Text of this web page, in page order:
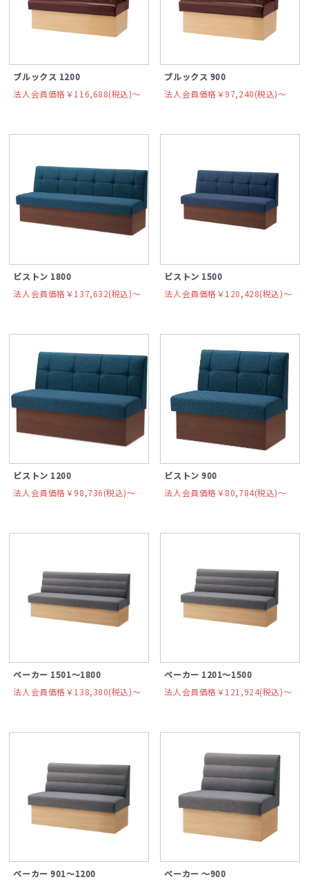
ブルックス 1200
法人会員価格￥116,688(税込)〜
ブルックス 900
法人会員価格￥97,240(税込)〜
ビストン 1800
法人会員価格￥137,632(税込)〜
ビストン 1500
法人会員価格￥120,428(税込)〜
ビストン 1200
法人会員価格￥98,736(税込)〜
ビストン 900
法人会員価格￥80,784(税込)〜
ベーカー 1501～1800
法人会員価格￥138,380(税込)〜
ベーカー 1201～1500
法人会員価格￥121,924(税込)〜
ベーカー 901～1200
ベーカー ～900